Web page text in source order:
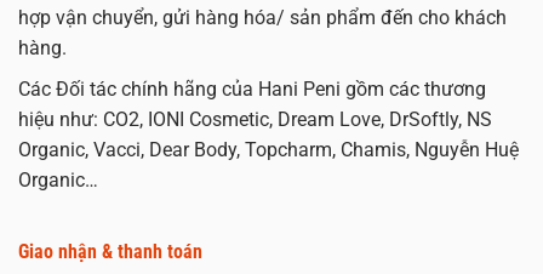
hợp vận chuyển, gửi hàng hóa/ sản phẩm đến cho khách
hàng.
Các Đối tác chính hãng của Hani Peni gồm các thương
hiệu như: CO2, IONI Cosmetic, Dream Love, DrSoftly, NS
Organic, Vacci, Dear Body, Topcharm, Chamis, Nguyễn Huệ
Organic…
Giao nhận & thanh toán